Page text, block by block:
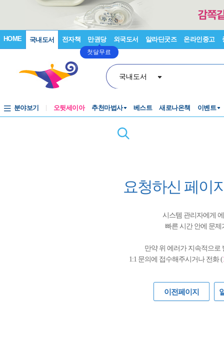
HOME 국내도서 전자책 만권당
첫달무료
외국도서 알라딘굿즈 온라인중고
국내도서
분야보기 오뒷세이아 추천마법사 베스트 새로나온책 이벤트
요청하신 페이
시스템 관리자에게
빠른 시간 안에 문
만약 위 에러가 지속적으로
1:1 문의에 접수해주시거나 전화 (
이전페이지